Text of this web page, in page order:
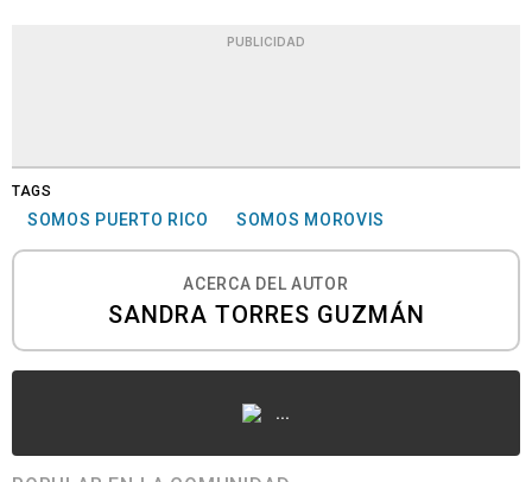
PUBLICIDAD
TAGS
SOMOS PUERTO RICO SOMOS MOROVIS
ACERCA DEL AUTOR
SANDRA TORRES GUZMÁN
...